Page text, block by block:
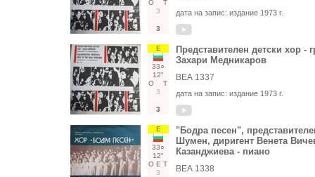
О
Т
3
3
дата на запис: издание 1973 г.
Е
33○
12"
О
Т
3
3
Представителен детски хор -
Захари Медникаров
ВЕА 1337
дата на запис: издание 1973 г.
Е
33○
12"
О Е Т
3
"Бодра песен",
Шумен, диригент Венета
Казанджиева - пиано
ВЕА 1338